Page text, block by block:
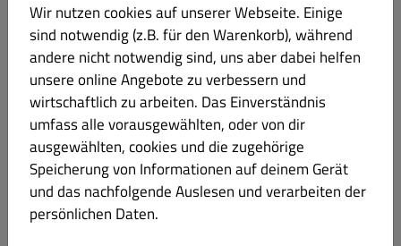
Diavola ø 28 cm € 10.70
Scharfe Salami (2,3,4)
Tonno e Cipolla ø 28 cm € 10.70
Wir nutzen cookies auf unserer Webseite. Einige
sind notwendig (z.B. für den Warenkorb), während
andere nicht notwendig sind, uns aber dabei helfen
unsere online Angebote zu verbessern und
wirtschaftlich zu arbeiten. Das Einverständnis
umfass alle vorausgewählten, oder von dir
ausgewählten, cookies und die zugehörige
Speicherung von Informationen auf deinem Gerät
und das nachfolgende Auslesen und verarbeiten der
persönlichen Daten.